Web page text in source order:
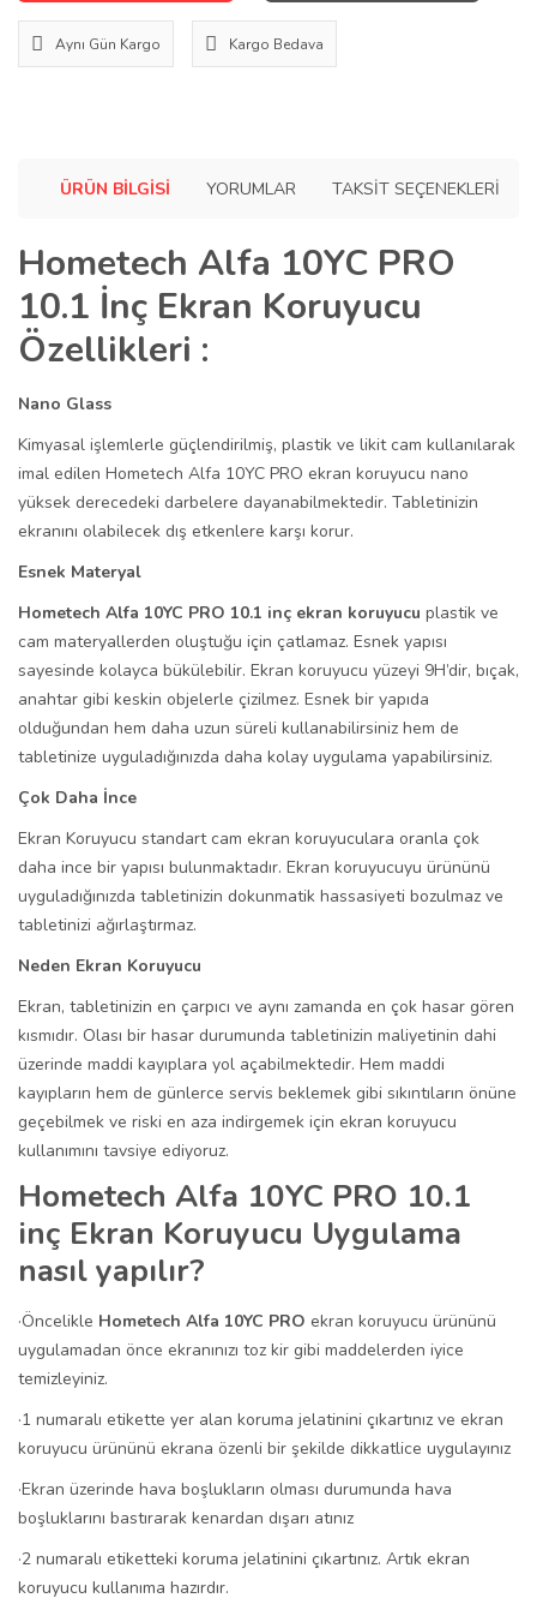
Aynı Gün Kargo Kargo Bedava
ÜRÜN BILGISI YORUMLAR TAKSIT SEÇENEKLERI
Hometech Alfa 10YC PRO
10.1 İnç Ekran Koruyucu
Özellikleri :
Nano Glass
Kimyasal işlemlerle güçlendirilmiş, plastik ve likit cam kullanılarak
imal edilen Hometech Alfa 10YC PRO ekran koruyucu nano
yüksek derecedeki darbelere dayanabilmektedir. Tabletinizin
ekranını olabilecek dış etkenlere karşı korur.
Esnek Materyal
Hometech Alfa 10YC PRO 10.1 inç ekran koruyucu plastik ve
cam materyallerden oluştuğu için çatlamaz. Esnek yapısı
sayesinde kolayca bükülebilir. Ekran koruyucu yüzeyi 9H’dir, bıçak,
anahtar gibi keskin objelerle çizilmez. Esnek bir yapıda
olduğundan hem daha uzun süreli kullanabilirsiniz hem de
tabletinize uyguladığınızda daha kolay uygulama yapabilirsiniz.
Çok Daha İnce
Ekran Koruyucu standart cam ekran koruyuculara oranla çok
daha ince bir yapısı bulunmaktadır. Ekran koruyucuyu ürününü
uyguladığınızda tabletinizin dokunmatik hassasiyeti bozulmaz ve
tabletinizi ağırlaştırmaz.
Neden Ekran Koruyucu
Ekran, tabletinizin en çarpıcı ve aynı zamanda en çok hasar gören
kısmıdır. Olası bir hasar durumunda tabletinizin maliyetinin dahi
üzerinde maddi kayıplara yol açabilmektedir. Hem maddi
kayıpların hem de günlerce servis beklemek gibi sıkıntıların önüne
geçebilmek ve riski en aza indirgemek için ekran koruyucu
kullanımını tavsiye ediyoruz.
Hometech Alfa 10YC PRO 10.1
inç Ekran Koruyucu Uygulama
nasıl yapılır?
·Öncelikle Hometech Alfa 10YC PRO ekran koruyucu ürününü
uygulamadan önce ekranınızı toz kir gibi maddelerden iyice
temizleyiniz.
·1 numaralı etikette yer alan koruma jelatinini çıkartınız ve ekran
koruyucu ürününü ekrana özenli bir şekilde dikkatlice uygulayınız
·Ekran üzerinde hava boşlukların olması durumunda hava
boşluklarını bastırarak kenardan dışarı atınız
·2 numaralı etiketteki koruma jelatinini çıkartınız. Artık ekran
koruyucu kullanıma hazırdır.